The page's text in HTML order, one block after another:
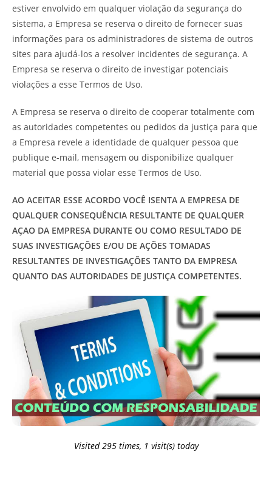
estiver envolvido em qualquer violação da segurança do
sistema, a Empresa se reserva o direito de fornecer suas
informações para os administradores de sistema de outros
sites para ajudá-los a resolver incidentes de segurança. A
Empresa se reserva o direito de investigar potenciais
violações a esse Termos de Uso.
A Empresa se reserva o direito de cooperar totalmente com
as autoridades competentes ou pedidos da justiça para que
a Empresa revele a identidade de qualquer pessoa que
publique e-mail, mensagem ou disponibilize qualquer
material que possa violar esse Termos de Uso.
AO ACEITAR ESSE ACORDO VOCÊ ISENTA A EMPRESA DE
QUALQUER CONSEQUÊNCIA RESULTANTE DE QUALQUER
AÇAO DA EMPRESA DURANTE OU COMO RESULTADO DE
SUAS INVESTIGAÇÕES E/OU DE AÇÕES TOMADAS
RESULTANTES DE INVESTIGAÇÕES TANTO DA EMPRESA
QUANTO DAS AUTORIDADES DE JUSTIÇA COMPETENTES.
Visited 295 times, 1 visit(s) today